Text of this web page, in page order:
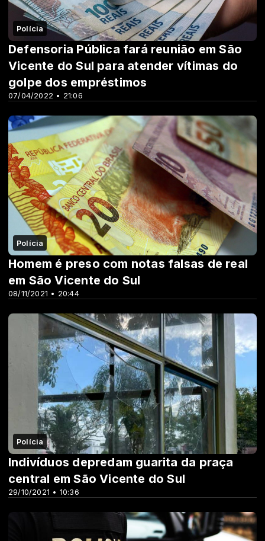
Polícia
07/04/2022 • 21:06
Defensoria Pública fará reunião em São
Vicente do Sul para atender vítimas do
golpe dos empréstimos
Polícia
08/11/2021 • 20:44
Homem é preso com notas falsas de real
em São Vicente do Sul
Polícia
29/10/2021 • 10:36
Indivíduos depredam guarita da praça
central em São Vicente do Sul